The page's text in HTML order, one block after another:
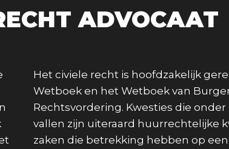
ADVOCAAT
Het civiele recht is hoofdzakelijk
Wetboek en het Wetboek van
Rechtsvordering. Kwesties die
vallen zijn uiteraard huurrechtelijke
zaken die betrekking hebben op